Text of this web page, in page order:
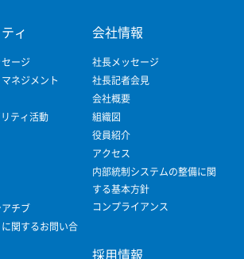
ィ
ージ
ネジメント
ティ活動
チブ
関するお問い合
会社情報
社長メッセージ
社長記者会見
会社概要
組織図
役員紹介
アクセス
内部統制システムの整備に関
する基本方針
コンプライアンス
採用情報